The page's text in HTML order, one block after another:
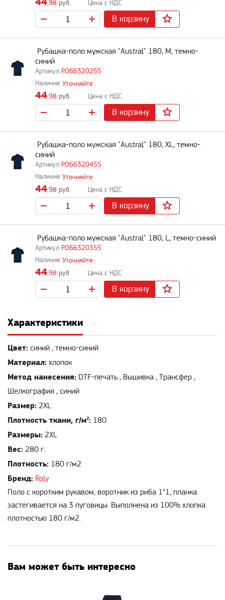
,98 руб.
В корзину
PO66320255
Рубашка-поло мужская "Austral" 180, M, темно-
синий
Уточняйте
44,98 руб.
В корзину
PO66320455
Рубашка-поло мужская "Austral" 180, XL, темно-
синий
Уточняйте
44,98 руб.
В корзину
PO66320355
Рубашка-поло мужская "Austral" 180, L, темно-синий
Уточняйте
44,98 руб.
В корзину
Характеристики
Цвет: синий , темно-синий
Материал: хлопок
Метод нанесения:
Шелкография , синий
Размер: 2XL
Плотность ткани, г/м²: 180
Размеры: 2XL
Вес: 280 г.
Плотность: 180 г/м2
Бренд: Roly
Поло с коротким рукавом, воротник из риба 1*1, планка
застегивается на 3 пуговицы. Выполнена из 100% хлопка
плотностью 180 г/м2.
Вам может быть интересно